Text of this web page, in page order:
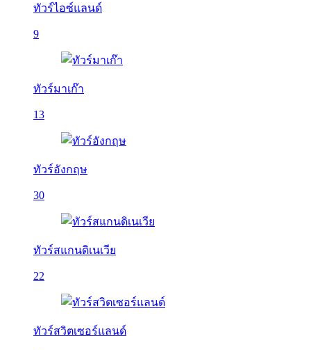
ทัวร์ไอซ์แลนด์
9
ทัวร์มาเก๊า
13
ทัวร์อังกฤษ
30
ทัวร์สแกนดิเนเวีย
22
ทัวร์สวิตเซอร์แลนด์